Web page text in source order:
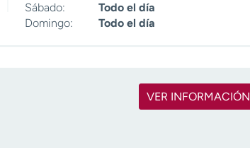
Sábado:
Todo el día
Domingo:
Todo el día
VER INFORMACIÓN